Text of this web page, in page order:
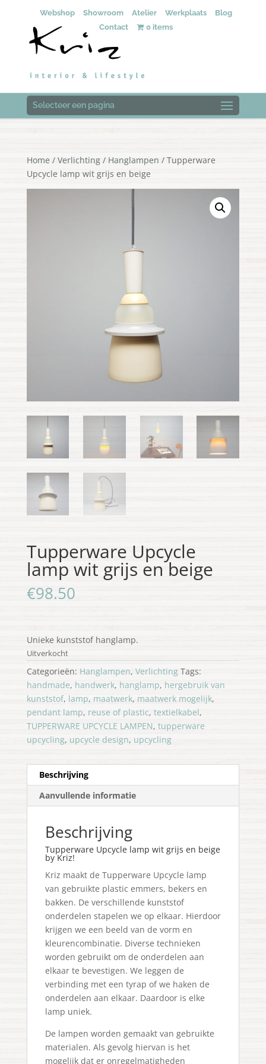
Webshop Showroom Atelier Werkplaats
Blog
Contact
0 items
Selecteer een pagina
Home / Verlichting/ Hanglampen / Tupperware
Upcycle lamp wit grijs en beige
Tupperware Upcycle
lamp wit grijs en beige
€98.50
Unieke kunststof hanglamp.
Uitverkocht
Categorieën: Hanglampen, Verlichting Tags:
handmade, handwerk, hanglamp, hergebruik van
kunststof, lamp, maatwerk, maatwerk mogelijk,
pendant lamp, reuse of plastic, textielkabel,
TUPPERWARE UPCYCLE LAMPEN, tupperware
upcycling, upcycle design, upcycling
Beschrijving
Aanvullende informatie
Beschrijving
Tupperware Upcycle lamp wit grijs en beige
by Kriz!
Kriz maakt de Tupperware Upcycle lamp
van gebruikte plastic emmers, bekers en
bakken. De verschillende kunststof
onderdelen stapelen we op elkaar. Hierdoor
krijgen we een beeld van de vorm en
kleurencombinatie. Diverse technieken
worden gebruikt om de onderdelen aan
elkaar te bevestigen. We leggen de
verbinding met een tyrap of we haken de
onderdelen aan elkaar. Daardoor is elke
lamp uniek.
De lampen worden gemaakt van gebruikte
materialen. Als gevolg hiervan is het
mogelijk dat er onregelmatigheden